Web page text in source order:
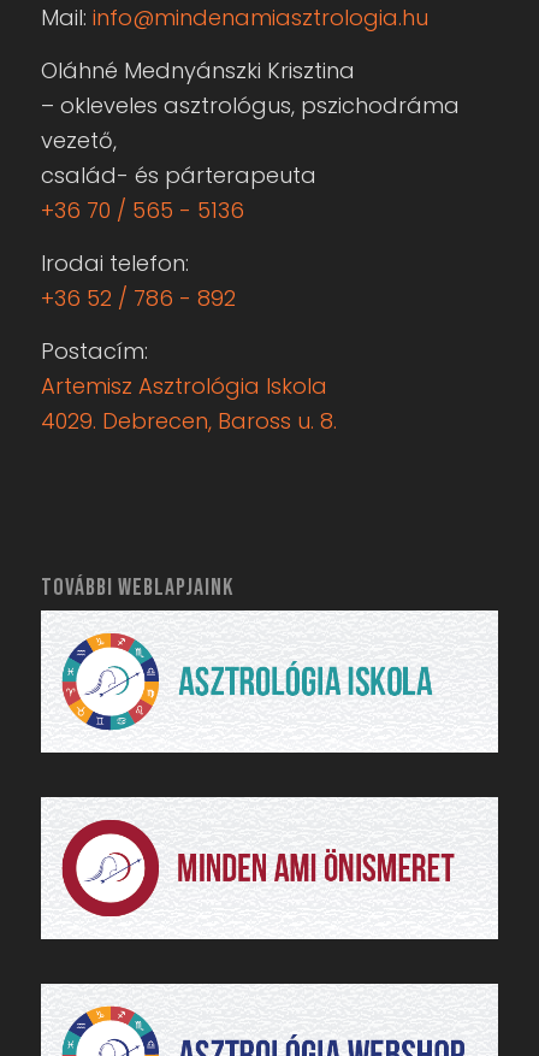
Mail: info@mindenamiasztrologia.hu
Oláhné Mednyánszki Krisztina
– okleveles asztrológus, pszichodráma
vezető,
család- és párterapeuta
+36 70 / 565 - 5136
Irodai telefon:
+36 52 / 786 - 892
Postacím:
Artemisz Asztrológia Iskola
4029. Debrecen, Baross u. 8.
TOVÁBBI WEBLAPJAINK